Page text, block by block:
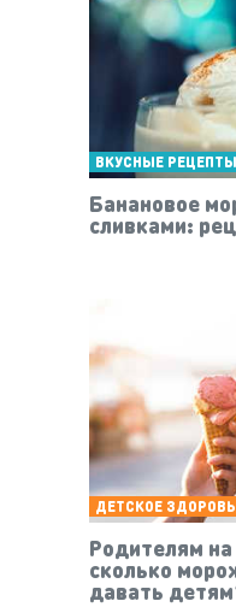
ВКУСНЫЕ РЕЦЕПТЫ
Банановое
сливками:
ДЕТСКОЕ
Родителям
сколько
давать